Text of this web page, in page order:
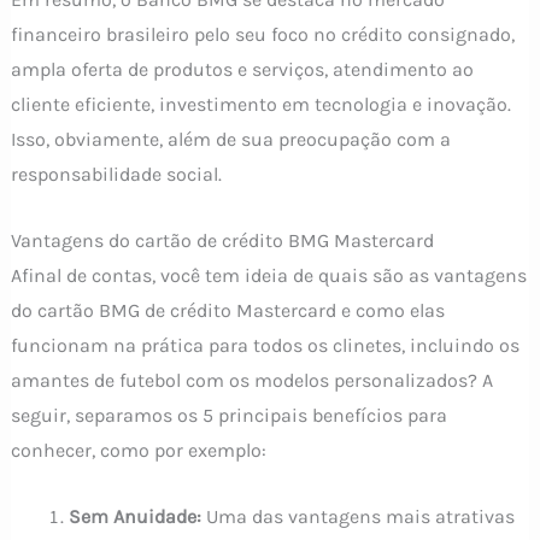
financeiro brasileiro pelo seu foco no crédito consignado,
ampla oferta de produtos e serviços, atendimento ao
cliente eficiente, investimento em tecnologia e inovação.
Isso, obviamente, além de sua preocupação com a
responsabilidade social.
Vantagens do cartão de crédito BMG Mastercard
Afinal de contas, você tem ideia de quais são as vantagens
do cartão BMG de crédito Mastercard e como elas
funcionam na prática para todos os clinetes, incluindo os
amantes de futebol com os modelos personalizados? A
seguir, separamos os 5 principais benefícios para
conhecer, como por exemplo:
Sem Anuidade:Uma das vantagens mais atrativas